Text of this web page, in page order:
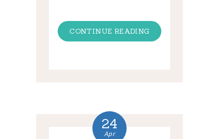
CONTINUE READING
24
Apr